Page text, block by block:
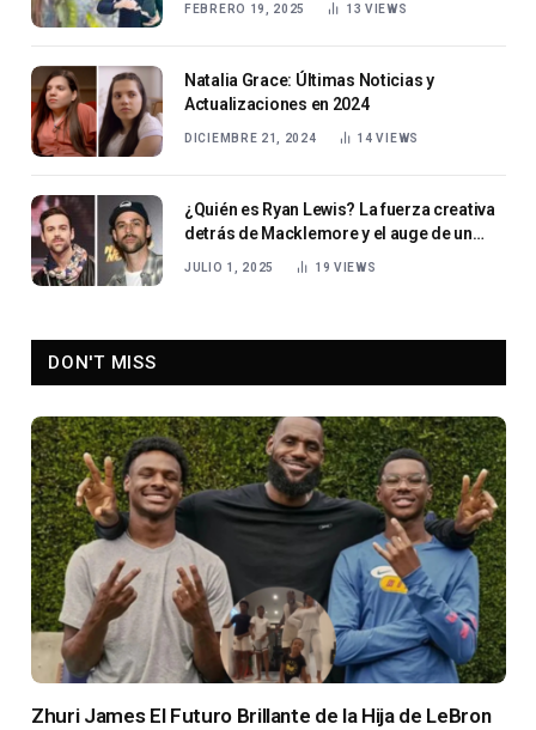
FEBRERO 19, 2025 13VIEWS
Natalia Grace: Últimas Noticias y
Actualizaciones en 2024
DICIEMBRE 21, 2024 14VIEWS
¿Quién es Ryan Lewis? La fuerza creativa
detrás de Macklemore y el auge de un
productor musical estadounidense
JULIO 1, 2025 19 VIEWS
DON'T MISS
Zhuri James El Futuro Brillante de la Hija de LeBron